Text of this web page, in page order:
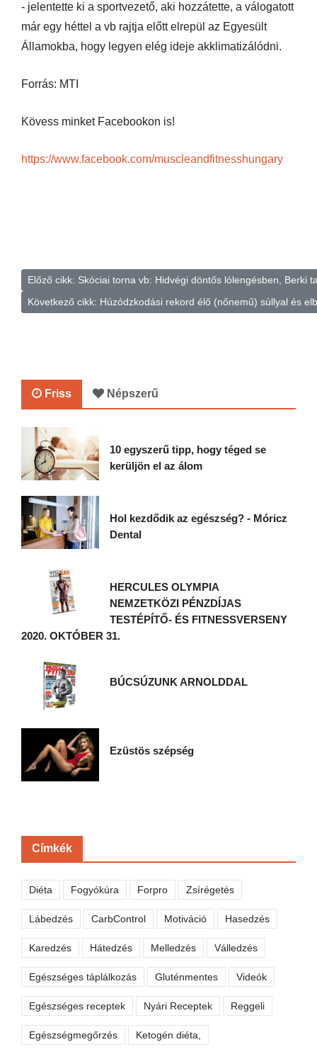
- jelentette ki a sportvezető, aki hozzátette, a válogatott
már egy héttel a vb rajtja előtt elrepül az Egyesült
Államokba, hogy legyen elég ideje akklimatizálódni.
Forrás: MTI
Kövess minket Facebookon is!
https://www.facebook.com/muscleandfitnesshungary
Előző cikk: Skóciai torna vb: Hidvégi döntős lólengésben, Berki
Következő cikk: Húzódzkodási rekord élő (nőnemű) súllyal és
Friss Népszerű
10 egyszerű tipp, hogy téged se
kerüljön el az álom
Hol kezdődik az egészség? - Móricz
Dental
HERCULES OLYMPIA
NEMZETKÖZI PÉNZDÍJAS
TESTÉPÍTŐ- ÉS FITNESSVERSENY
2020. OKTÓBER 31.
BÚCSÚZUNK ARNOLDDAL
Ezüstös szépség
Címkék
Diéta Fogyókúra Forpro Zsírégetés
Lábedzés CarbControl Motiváció Hasedzés
Karedzés Hátedzés Melledzés Válledzés
Egészséges táplálkozás Gluténmentes Videók
Egészséges receptek Nyári Receptek Reggeli
Egészségmegőrzés Ketogén diéta,